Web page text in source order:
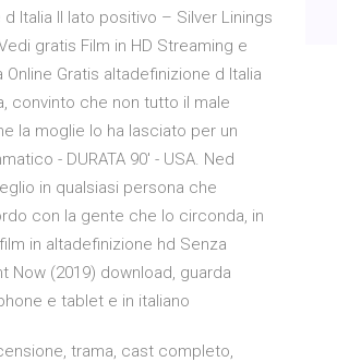
Italia Il lato positivo – Silver Linings
gratis Film in HD Streaming e
Gratis altadefinizione d Italia
convinto che non tutto il male
la moglie lo ha lasciato per un
- DURATA 90′ - USA. Ned
in qualsiasi persona che
con la gente che lo circonda, in
in altadefinizione hd Senza
Now (2019) download, guarda
e tablet e in italiano
trama, cast completo,